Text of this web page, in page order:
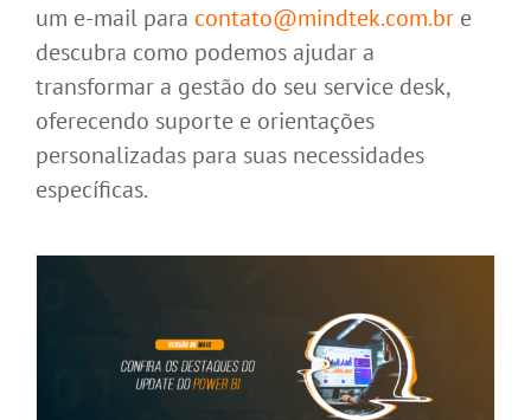
um e-mail para contato@mindtek.com.bre
descubra como podemos ajudar a
transformar a gestão do seu service desk,
oferecendo suporte e orientações
personalizadas para suas necessidades
específicas.
Destaques do Update Power BI de